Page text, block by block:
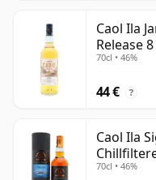
Caol Ila
Release
70cl • 46%
44 € ?
Caol Ila
años
70cl • 46%